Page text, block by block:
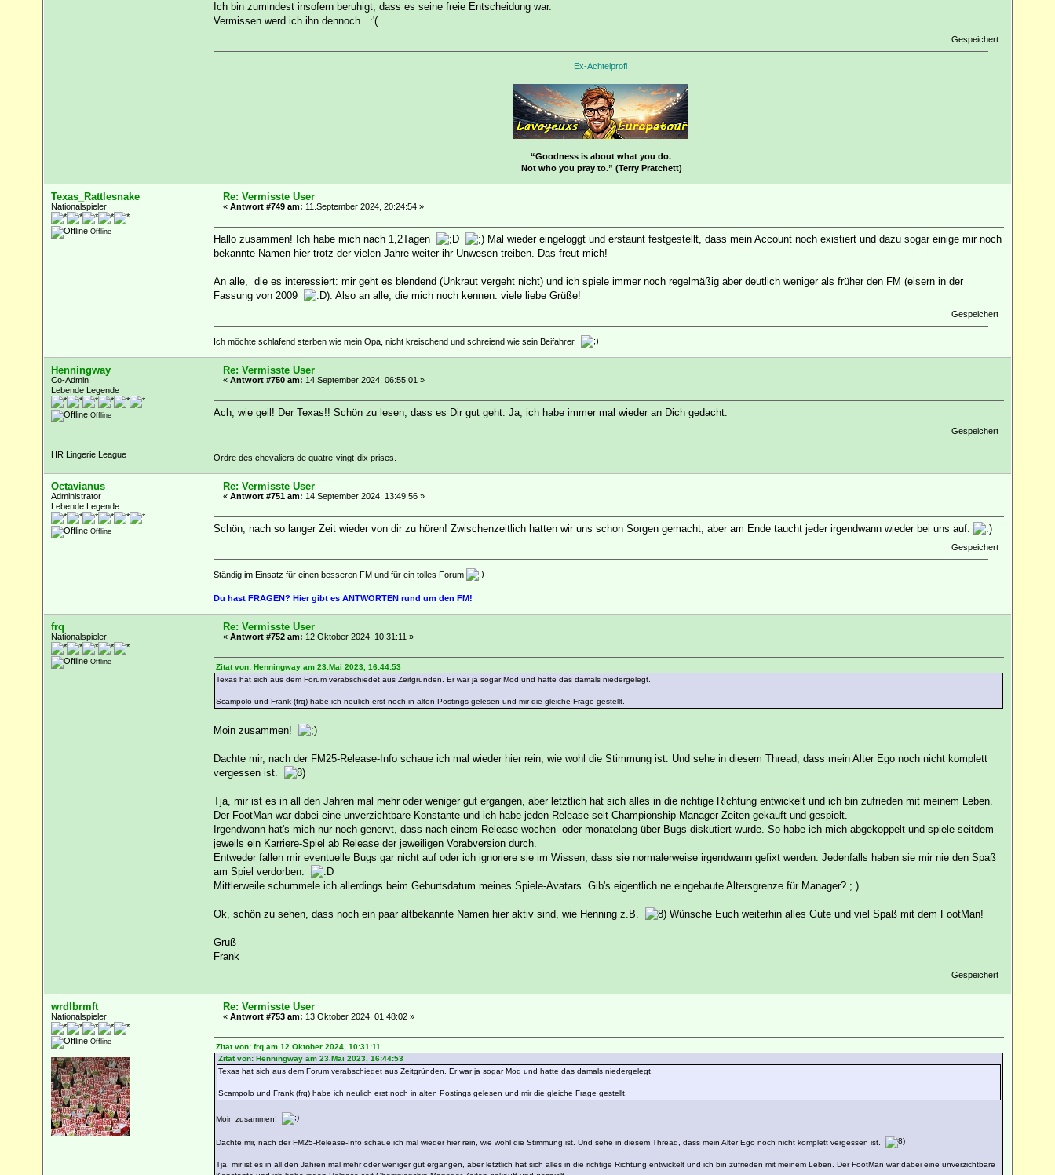
Ich bin zumindest insofern beruhigt, dass es seine freie Entscheidung war.
Vermissen werd ich ihn dennoch. :'(
Gespeichert
Ex-Achtelprofi
“Goodness is about what you do.
Not who you pray to.” (Terry Pratchett)
Texas_Rattlesnake
Nationalspieler
Offline
Re: Vermisste User
« Antwort #749 am: 11.September 2024, 20:24:54 »
Hallo zusammen! Ich habe mich nach 1,2Tagen
Mal wieder eingeloggt und erstaunt festgestellt, dass mein Account noch existiert und dazu sogar einige mir noch
bekannte Namen hier trotz der vielen Jahre weiter ihr Unwesen treiben. Das freut mich!
An alle, die es interessiert: mir geht es blendend (Unkraut vergeht nicht) und ich spiele immer noch regelmäßig aber deutlich weniger als früher den FM (eisern in der
Fassung von 2009
). Also an alle, die mich noch kennen: viele liebe Grüße!
Gespeichert
Ich möchte schlafend sterben wie mein Opa, nicht kreischend und schreiend wie sein Beifahrer.
Henningway
Co-Admin
Lebende Legende
Offline
HR Lingerie League
Re: Vermisste User
« Antwort #750 am: 14.September 2024, 06:55:01 »
Ach, wie geil! Der Texas!! Schön zu lesen, dass es Dir gut geht. Ja, ich habe immer mal wieder an Dich gedacht.
Gespeichert
Ordre des chevaliers de quatre-vingt-dix prises.
Octavianus
Administrator
Lebende Legende
Offline
Re: Vermisste User
« Antwort #751 am: 14.September 2024, 13:49:56 »
Schön, nach so langer Zeit wieder von dir zu hören! Zwischenzeitlich hatten wir uns schon Sorgen gemacht, aber am Ende taucht jeder irgendwann wieder bei uns auf.
Gespeichert
Ständig im Einsatz für einen besseren FM und für ein tolles Forum
Du hast FRAGEN? Hier gibt es ANTWORTEN rund um den FM!
frq
Nationalspieler
Offline
Re: Vermisste User
« Antwort #752 am: 12.Oktober 2024, 10:31:11 »
Zitat von: Henningway am 23.Mai 2023, 16:44:53
Texas hat sich aus dem Forum verabschiedet aus Zeitgründen. Er war ja sogar Mod und hatte das damals niedergelegt.
Scampolo und Frank (frq) habe ich neulich erst noch in alten Postings gelesen und mir die gleiche Frage gestellt.
Moin zusammen!
Dachte mir, nach der FM25-Release-Info schaue ich mal wieder hier rein, wie wohl die Stimmung ist. Und sehe in diesem Thread, dass mein Alter Ego noch nicht komplett
vergessen ist.
Tja, mir ist es in all den Jahren mal mehr oder weniger gut ergangen, aber letztlich hat sich alles in die richtige Richtung entwickelt und ich bin zufrieden mit meinem Leben.
Der FootMan war dabei eine unverzichtbare Konstante und ich habe jeden Release seit Championship Manager-Zeiten gekauft und gespielt.
Irgendwann hat's mich nur noch genervt, dass nach einem Release wochen- oder monatelang über Bugs diskutiert wurde. So habe ich mich abgekoppelt und spiele seitdem
jeweils ein Karriere-Spiel ab Release der jeweiligen Vorabversion durch.
Entweder fallen mir eventuelle Bugs gar nicht auf oder ich ignoriere sie im Wissen, dass sie normalerweise irgendwann gefixt werden. Jedenfalls haben sie mir nie den Spaß
am Spiel verdorben.
Mittlerweile schummele ich allerdings beim Geburtsdatum meines Spiele-Avatars. Gib's eigentlich ne eingebaute Altersgrenze für Manager? ;.)
Ok, schön zu sehen, dass noch ein paar altbekannte Namen hier aktiv sind, wie Henning z.B. Wünsche Euch weiterhin alles Gute und viel Spaß mit dem FootMan!
Gruß
Frank
Gespeichert
wrdlbrmft
Nationalspieler
Offline
Re: Vermisste User
« Antwort #753 am: 13.Oktober 2024, 01:48:02 »
Zitat von: frq am 12.Oktober 2024, 10:31:11
Zitat von: Henningway am 23.Mai 2023, 16:44:53
Texas hat sich aus dem Forum verabschiedet aus Zeitgründen. Er war ja sogar Mod und hatte das damals niedergelegt.
Scampolo und Frank (frq) habe ich neulich erst noch in alten Postings gelesen und mir die gleiche Frage gestellt.
Moin zusammen!
Dachte mir, nach der FM25-Release-Info schaue ich mal wieder hier rein, wie wohl die Stimmung ist. Und sehe in diesem Thread, dass mein Alter Ego noch nicht komplett vergessen ist.
Tja, mir ist es in all den Jahren mal mehr oder weniger gut ergangen, aber letztlich hat sich alles in die richtige Richtung entwickelt und ich bin zufrieden mit meinem Leben. Der FootMan war dabei eine unverzichtbare